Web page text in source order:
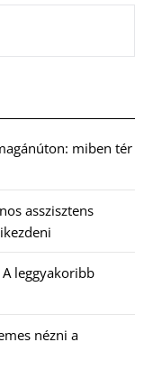
miben tér
asszisztens
leggyakoribb
nézni a